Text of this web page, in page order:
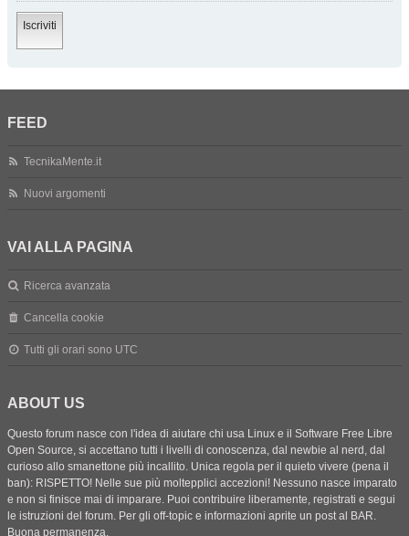
Iscriviti
FEED
TecnikaMente.it
Nuovi argomenti
VAI ALLA PAGINA
Ricerca avanzata
Cancella cookie
Tutti gli orari sono UTC
ABOUT US
Questo forum nasce con l'idea di aiutare chi usa Linux e il Software Free Libre
Open Source, si accettano tutti i livelli di conoscenza, dal newbie al nerd, dal
curioso allo smanettone più incallito. Unica regola per il quieto vivere (pena il
ban): RISPETTO! Nelle sue più moltepplici accezioni! Nessuno nasce imparato
e non si finisce mai di imparare. Puoi contribuire liberamente, registrati e segui
le istruzioni del forum. Per gli off-topic e informazioni aprite un post al BAR.
Buona permanenza.